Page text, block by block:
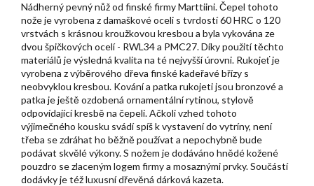
Nádherný pevný nůž od finské firmy Marttiini. Čepel tohoto
nože je vyrobena z damaškové oceli s tvrdostí 60 HRC o 120
vrstvách s krásnou kroužkovou kresbou a byla vykována ze
dvou špičkových ocelí - RWL34 a PMC27. Díky použití těchto
materiálů je výsledná kvalita na té nejvyšší úrovni. Rukojeť je
vyrobena z výběrového dřeva finské kadeřavé břízy s
neobvyklou kresbou. Kování a patka rukojeti jsou bronzové a
patka je ještě ozdobená ornamentální rytinou, stylově
odpovídající kresbě na čepeli. Ačkoli vzhed tohoto
výjimečného kousku svádí spíš k vystavení do vytríny, není
třeba se zdráhat ho běžně používat a nepochybně bude
podávat skvělé výkony. S nožem je dodáváno hnědé kožené
pouzdro se zlaceným logem firmy a mosaznými prvky. Součástí
dodávky je též luxusní dřevěná dárková kazeta.